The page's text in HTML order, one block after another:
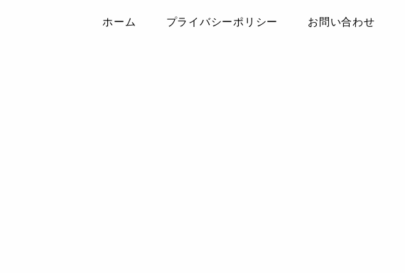
ホーム プライバシーポリシー お問い合わせ